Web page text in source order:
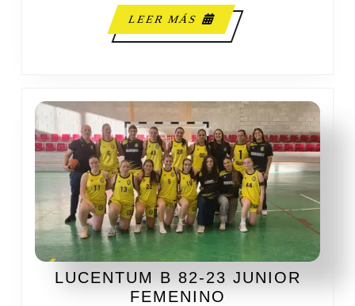
LEER MÁS
LEER
MÁS
LUCENTUM B 82-23 JUNIOR
FEMENINO